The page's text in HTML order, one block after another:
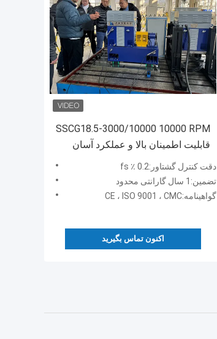
SSCG18.5-3000/10000 10000 RPM
قابلیت اطمینان بالا و عملکرد آسان
درایو بنک آزمایش دینامومتر
دقت کنترل گشتاور:0.2 ٪ fs
تضمین:1 سال گارانتی محدود
گواهینامه:CE ، ISO 9001 ، CMC
اکنون تماس بگیرید